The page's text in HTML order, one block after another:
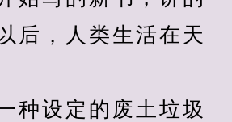
后，人类生活在天
设定的废土垃圾